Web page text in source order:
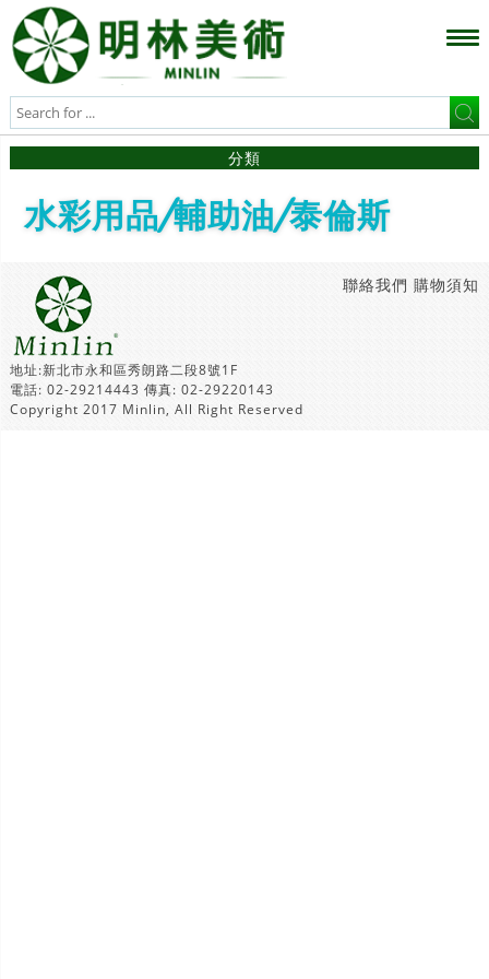
分類
水彩用品/輔助油/泰倫斯
購物須知
聯絡我們
地址:新北市永和區秀朗路二段8號1F
電話: 02-29214443 傳真: 02-29220143
Copyright 2017 Minlin, All Right Reserved